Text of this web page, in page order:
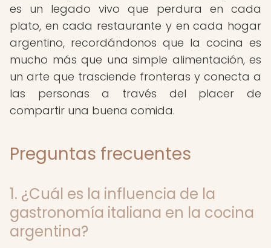
es un legado vivo que perdura en cada
plato, en cada restaurante y en cada hogar
argentino, recordándonos que la cocina es
mucho más que una simple alimentación, es
un arte que trasciende fronteras y conecta a
las personas a través del placer de
compartir una buena comida.
Preguntas frecuentes
1. ¿Cuál es la influencia de la
gastronomía italiana en la cocina
argentina?